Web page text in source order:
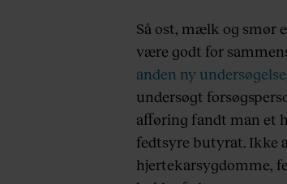
Så ost, mælk og smør
være godt for
anden ny undersøgelse
undersøgt
afføring fandt man et
fedtsyre butyrat. Ikke
hjertekarsygdomme,